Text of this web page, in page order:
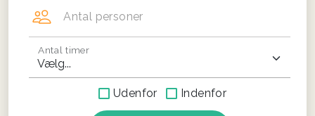
Antal personer
Antal timer
Udenfor Indenfor